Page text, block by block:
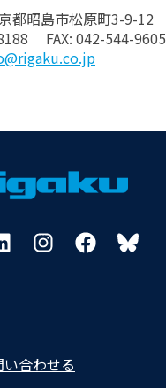
都昭島市松原町3-9-12
FAX: 042-544-9605
InstagramFacebookBluesky
合わせる​